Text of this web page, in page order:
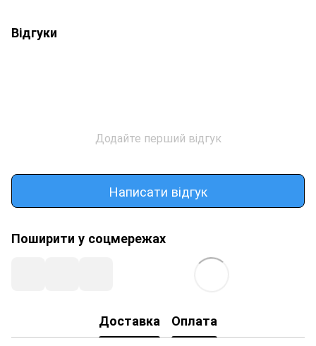
Відгуки
Додайте перший відгук
Написати відгук
Поширити у соцмережах
Доставка Оплата